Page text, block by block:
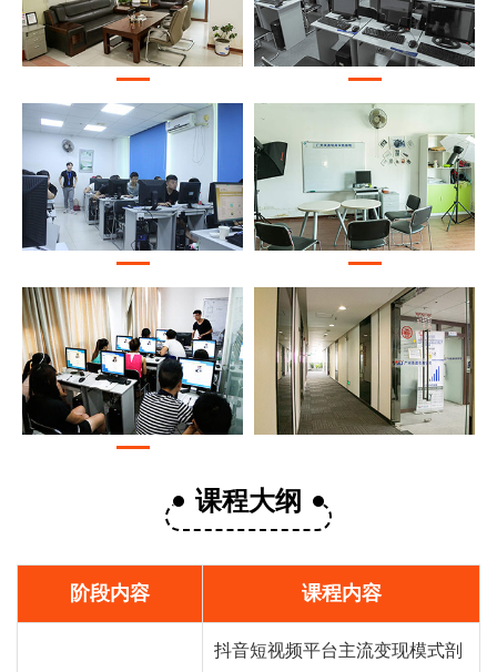
课程大纲
阶段内容 课程内容
抖音短视频平台主流变现模式剖